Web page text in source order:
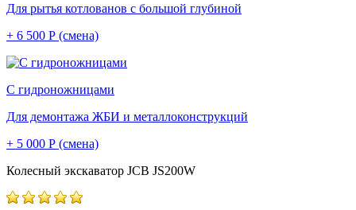
Для рытья котлованов с большой глубиной
+ 6 500 Р (смена)
С гидроножницами
Для демонтажа ЖБИ и металлоконструкций
+ 5 000 Р (смена)
Колесный экскаватор JCB JS200W